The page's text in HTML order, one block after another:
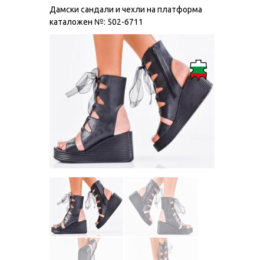
Дамски сандали и чехли на платформа
каталожен №: 502-6711